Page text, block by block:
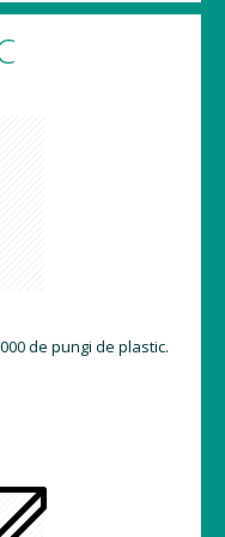
de pungi de plastic.